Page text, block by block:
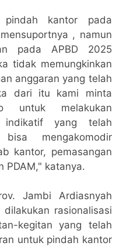
kantor pada
, namun
pada APBD 2025
tidak memungkinkan
anggaran yang telah
dari itu kami minta
untuk melakukan
indikatif yang telah
mengakomodir
kantor, pemasangan
PDAM," katanya.
Jambi Ardiasnyah
rasionalisasi
kegitan yang telah
untuk pindah kantor